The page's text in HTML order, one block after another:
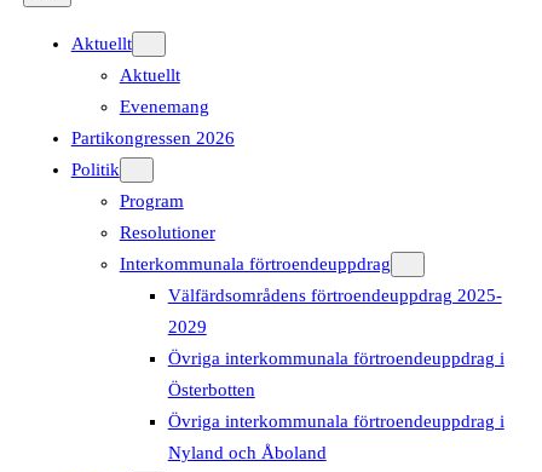
Aktuellt
Aktuellt
Evenemang
Partikongressen 2026
Politik
Program
Resolutioner
Interkommunala förtroendeuppdrag
Välfärdsområdens förtroendeuppdrag 2025-
2029
Övriga interkommunala förtroendeuppdrag i
Österbotten
Övriga interkommunala förtroendeuppdrag i
Nyland och Åboland